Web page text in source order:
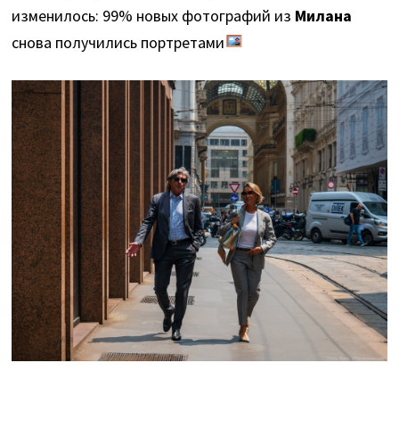
изменилось: 99% новых фотографий из Милана
снова получились портретами